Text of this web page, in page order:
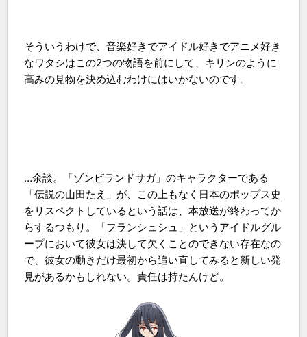
そういうわけで、音楽好きでアイドル好きでアニメ好き
なワタシはこの2つの物語を前にして、キリンのように
高みの見物を決め込むわけにはいかないのです。
…余談。「ゾンビランドサガ」のキャラクターである
「伝説の山田たえ」が、この上もなく日本のポップス史
をリスペクトしているという話は、本放送が終わってか
らするつもり。「フランシュシュ」というアイドルグル
ープにおいて彼女は決して欠くことのできない存在なの
で、彼女の動きだけ最初から追い直してみると新しい発
見があるかもしれない。責任は持たんけど。